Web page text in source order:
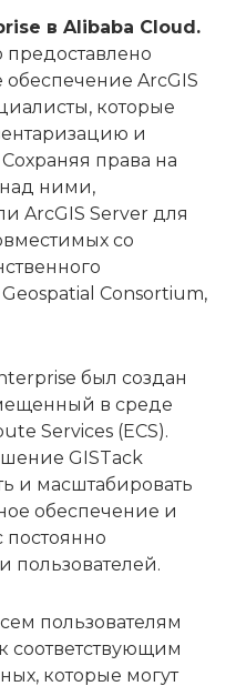
в Alibaba Cloud.
ArcGIS
которые
и
права на
ними,
ArcGIS Server для
со
Consortium,
был создан
в среде
Services (ECS).
GISTack
и масштабировать
обеспечение и
постоянно
пользователей.
пользователям
соответствующим
которые могут